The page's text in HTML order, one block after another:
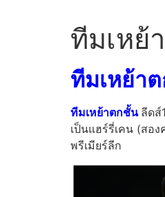
ทีมเหย้
ทีมเหย้า
ทีมเหย้าตกชั้น ลีดส์
เป็นแฮร์รี่เคน (สอ
พรีเมียร์ลีก